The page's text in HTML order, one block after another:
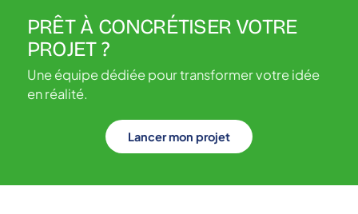
PRÊT À CONCRÉTISER VOTRE
PROJET ?
Une équipe dédiée pour transformer votre idée
en réalité.
Lancer mon projet